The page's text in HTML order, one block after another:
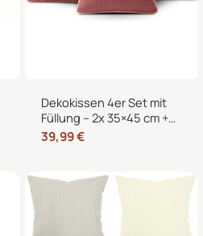
Dekokissen 4er Set mit
Füllung – 2x 35×45 cm +
2x 40×40 cm Zierkissen
für Sofa und Bett
39,99€